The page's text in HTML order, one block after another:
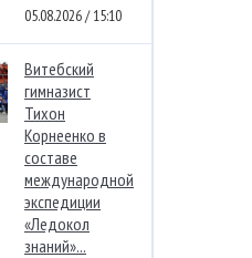
05.08.2026 / 15:10
Витебский
гимназист
Тихон
Корнеенко в
составе
международной
экспедиции
«Ледокол
знаний»...